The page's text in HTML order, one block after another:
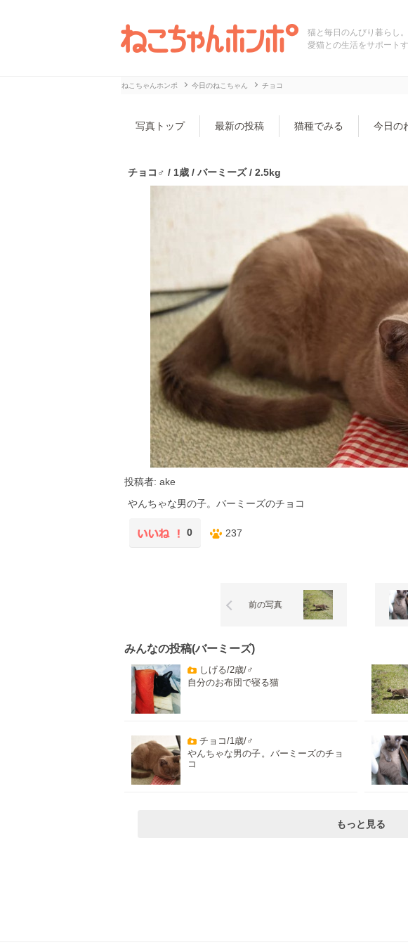
猫と毎日のんびり暮らし。
愛猫との生活をサポート
ねこちゃんホンポ 今日のねこちゃん チョコ
写真トップ 最新の投稿 猫種でみる 今日の
チョコ♂ / 1歳 / バーミーズ / 2.5kg
投稿者: ake
やんちゃな男の子。バーミーズのチョコ
0 237
前の写真
みんなの投稿(バーミーズ)
しげる/2歳/♂
自分のお布団で寝る猫
チョコ/1歳/♂
やんちゃな男の子。バーミーズのチョ
コ
もっと見る